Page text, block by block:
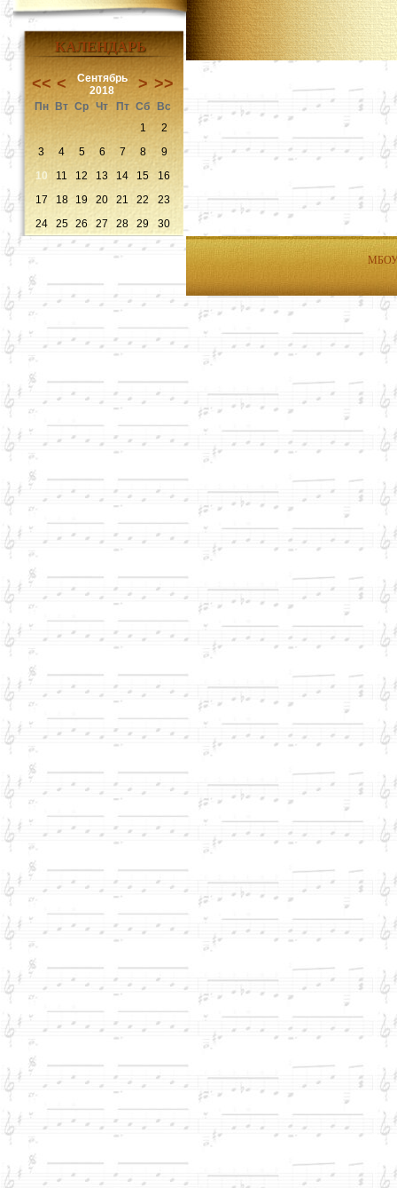
КАЛЕНДАРЬ
<< <
Сентябрь
2018
> >>
Пн Вт Ср Чт Пт Сб
Вс
1
2
3
4 5 6 7 8
9
10
11 12 13 14 15
16
17
18 19 20 21 22
23
24
25 26 27 28 29 30